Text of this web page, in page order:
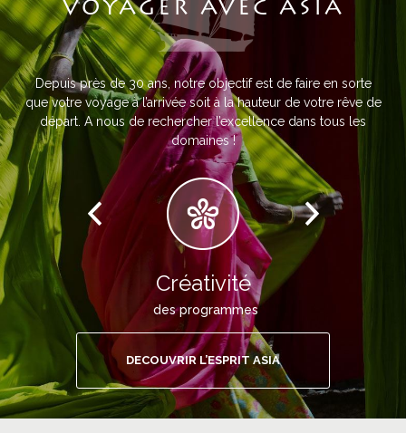
VOYAGER AVEC ASIA
Depuis près de 30 ans, notre objectif est de faire en sorte
que votre voyage à l’arrivée soit à la hauteur de votre rêve de
départ. A nous de rechercher l’excellence dans tous les
domaines !
Créativité
des programmes
DECOUVRIR L’ESPRIT ASIA